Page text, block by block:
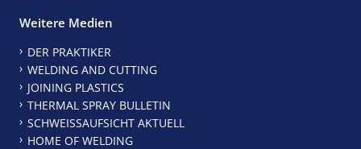
Weitere Medien
DER PRAKTIKER
WELDING AND CUTTING
JOINING PLASTICS
THERMAL SPRAY BULLETIN
SCHWEISSAUFSICHT AKTUELL
HOME OF WELDING